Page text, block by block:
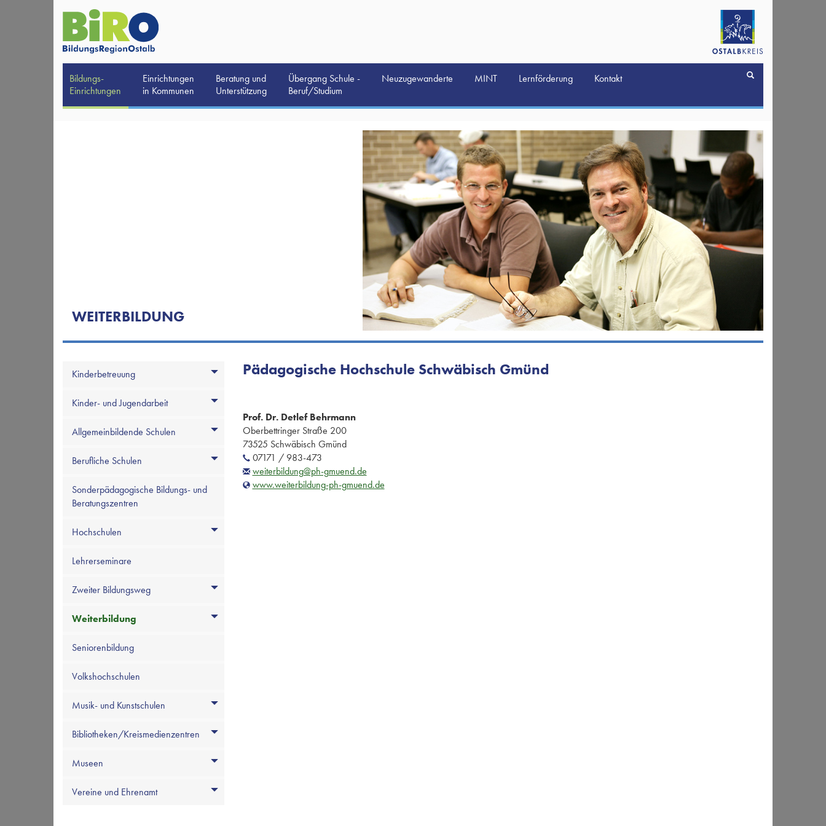
Bildungs-
Einrichtungen
Einrichtungen
in Kommunen
Beratung und
Unterstützung
Übergang Schule -
Beruf/Studium
Neuzugewanderte MINT Lernförderung Kontakt
WEITERBILDUNG
Kinderbetreuung
Kinder- und Jugendarbeit
Allgemeinbildende Schulen
Berufliche Schulen
Sonderpädagogische Bildungs- und
Beratungszentren
Hochschulen
Lehrerseminare
Zweiter Bildungsweg
Weiterbildung
Seniorenbildung
Volkshochschulen
Musik- und Kunstschulen
Bibliotheken/Kreismedienzentren
Museen
Vereine und Ehrenamt
Pädagogische Hochschule Schwäbisch Gmünd
Prof. Dr. Detlef Behrmann
Oberbettringer Straße 200
73525 Schwäbisch Gmünd
07171 / 983-473
weiterbildung@ph-gmuend.de
www.weiterbildung-ph-gmuend.de